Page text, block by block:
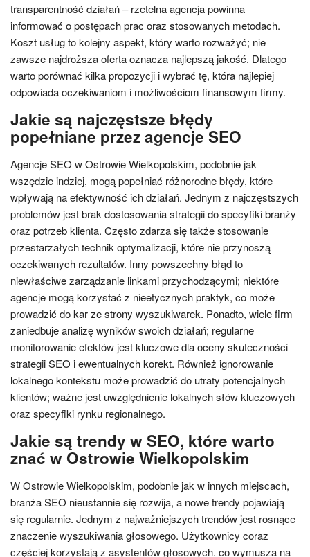
transparentność działań – rzetelna agencja powinna
informować o postępach prac oraz stosowanych metodach.
Koszt usług to kolejny aspekt, który warto rozważyć; nie
zawsze najdroższa oferta oznacza najlepszą jakość. Dlatego
warto porównać kilka propozycji i wybrać tę, która najlepiej
odpowiada oczekiwaniom i możliwościom finansowym firmy.
Jakie są najczęstsze błędy
popełniane przez agencje SEO
Agencje SEO w Ostrowie Wielkopolskim, podobnie jak
wszędzie indziej, mogą popełniać różnorodne błędy, które
wpływają na efektywność ich działań. Jednym z najczęstszych
problemów jest brak dostosowania strategii do specyfiki branży
oraz potrzeb klienta. Często zdarza się także stosowanie
przestarzałych technik optymalizacji, które nie przynoszą
oczekiwanych rezultatów. Inny powszechny błąd to
niewłaściwe zarządzanie linkami przychodzącymi; niektóre
agencje mogą korzystać z nieetycznych praktyk, co może
prowadzić do kar ze strony wyszukiwarek. Ponadto, wiele firm
zaniedbuje analizę wyników swoich działań; regularne
monitorowanie efektów jest kluczowe dla oceny skuteczności
strategii SEO i ewentualnych korekt. Również ignorowanie
lokalnego kontekstu może prowadzić do utraty potencjalnych
klientów; ważne jest uwzględnienie lokalnych słów kluczowych
oraz specyfiki rynku regionalnego.
Jakie są trendy w SEO, które warto
znać w Ostrowie Wielkopolskim
W Ostrowie Wielkopolskim, podobnie jak w innych miejscach,
branża SEO nieustannie się rozwija, a nowe trendy pojawiają
się regularnie. Jednym z najważniejszych trendów jest rosnące
znaczenie wyszukiwania głosowego. Użytkownicy coraz
częściej korzystają z asystentów głosowych, co wymusza na